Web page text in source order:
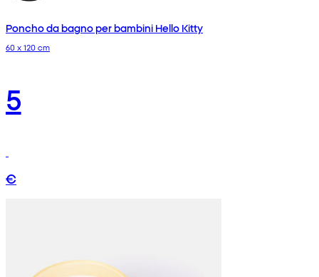
Poncho da bagno per bambini Hello Kitty
60 x 120 cm
5
€